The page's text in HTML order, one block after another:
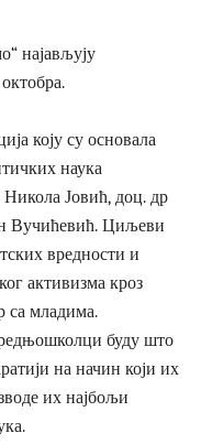
најављују
коју су основала
наука
Јовић, доц. др
Вучићевић. Циљеви
вредности и
активизма кроз
са младима.
буду што
на начин који их
их најбољи